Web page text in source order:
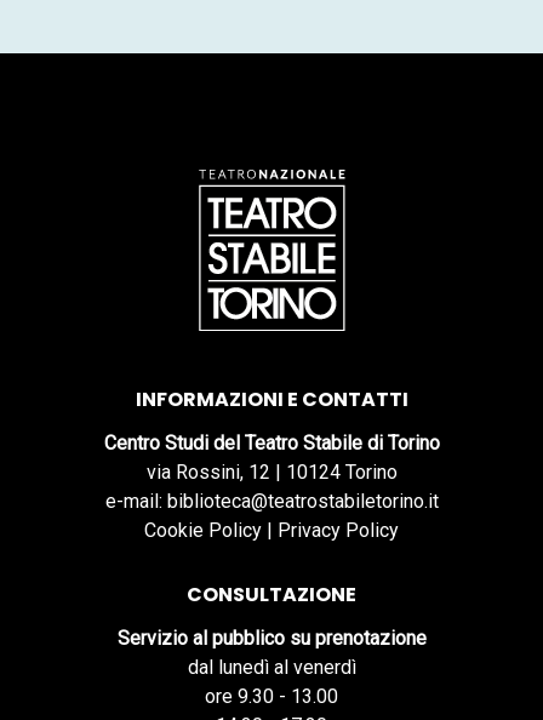
INFORMAZIONI E CONTATTI
Centro Studi del Teatro Stabile di Torino
via Rossini, 12 | 10124 Torino
e-mail: biblioteca@teatrostabiletorino.it
Cookie Policy | Privacy Policy
CONSULTAZIONE
Servizio al pubblico su prenotazione
dal lunedì al venerdì
ore 9.30 - 13.00